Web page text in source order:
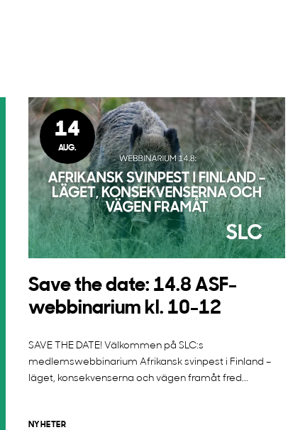
14
AUG.
Save the date: 14.8 ASF-
webbinarium kl. 10-12
SAVE THE DATE! Välkommen på SLC:s
medlemswebbinarium Afrikansk svinpest i Finland –
läget, konsekvenserna och vägen framåt fred...
NYHETER